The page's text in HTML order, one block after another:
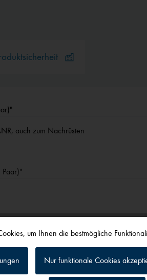
auch zum Nachrüsten
um Ihnen die bestmögliche
Nur funktionale Cookies